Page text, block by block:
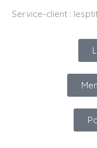
Service-client :